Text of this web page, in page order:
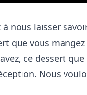
nous laisser
que vous
ce dessert
Nous